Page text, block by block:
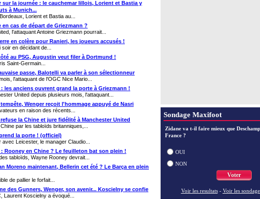
sur la journée : le cauchemar lillois, Lorient et Bastia y
à Munich...
Lorient et Bastia au...
en cas de départ de Griezmann ?
l'attaquant Antoine Griezmann pourrait...
en colère pour Ranieri, les joueurs accusés !
en décidant de...
au PSG, Augustin veut filer à Dortmund !
Saint-Germain...
passe, Balotelli va parler à son sélectionneur
l'attaquant de l'OGC Nice Mario...
: les anciens ouvrent grand la porte à Griezmann !
United depuis plusieurs mois, l'attaquant...
Wenger reçoit l'hommage appuyé de Nasri
en raison des récents...
la Chine et jure fidélité à Manchester United
par les tabloïds britanniques,...
la porte ! (officiel)
Leicester, le manager Claudio...
: Rooney en Chine ? Le feuilleton bat son plein !
tabloïds, Wayne Rooney devrait...
Moreno maintenant, Bellerin cet été ? Le Barça en plein
de pallier le forfait...
des Gunners, Wenger, son avenir... Koscielny se confie
Koscielny a évoqué...
Sondage Maxifoot
Zidane va t-il faire mieux que
France ?
OUI
NON
Voter
Voir les resultats - Voir les